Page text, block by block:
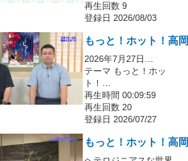
再生回数 9
登録日 2026/08/03
もっと！ホット！高岡
2026年7月27日…
テーマ もっと！ホッ
ト！…
再生時間 00:09:59
再生回数 20
登録日 2026/07/27
もっと！ホット！高岡